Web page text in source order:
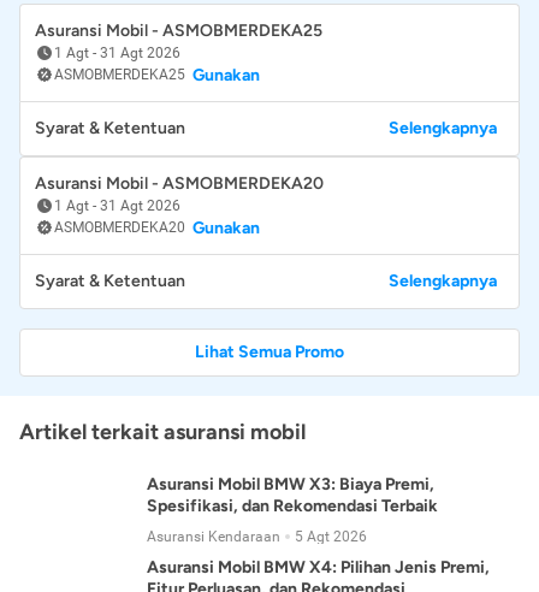
Asuransi Mobil - ASMOBMERDEKA25
1 Agt - 31 Agt 2026
ASMOBMERDEKA25 Gunakan
Syarat & Ketentuan Selengkapnya
Asuransi Mobil - ASMOBMERDEKA20
1 Agt - 31 Agt 2026
ASMOBMERDEKA20 Gunakan
Syarat & Ketentuan Selengkapnya
Lihat Semua Promo
Artikel terkait asuransi mobil
Asuransi Mobil BMW X3: Biaya Premi,
Spesifikasi, dan Rekomendasi Terbaik
Asuransi Kendaraan 5 Agt 2026
Asuransi Mobil BMW X4: Pilihan Jenis Premi,